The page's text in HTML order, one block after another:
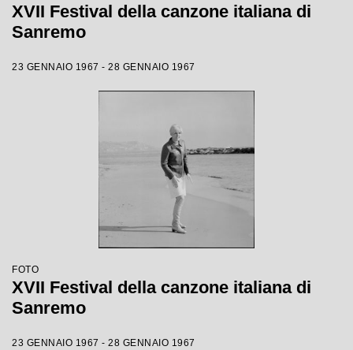
XVII Festival della canzone italiana di
Sanremo
23 GENNAIO 1967 - 28 GENNAIO 1967
FOTO
XVII Festival della canzone italiana di
Sanremo
23 GENNAIO 1967 - 28 GENNAIO 1967